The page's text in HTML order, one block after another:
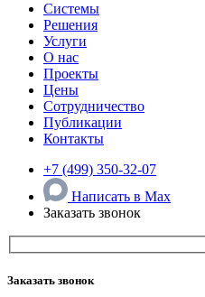
Системы
Решения
Услуги
О нас
Проекты
Цены
Сотрудничество
Публикации
Контакты
+7 (499) 350-32-07
Написать в Max
Заказать звонок
Заказать звонок